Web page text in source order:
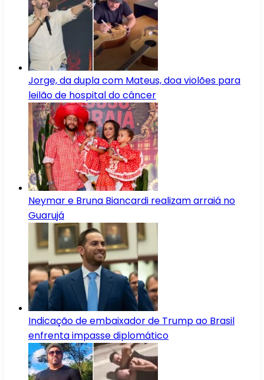
Jorge, da dupla com Mateus, doa violões para
leilão de hospital do câncer
Neymar e Bruna Biancardi realizam arraiá no
Guarujá
Indicação de embaixador de Trump ao Brasil
enfrenta impasse diplomático